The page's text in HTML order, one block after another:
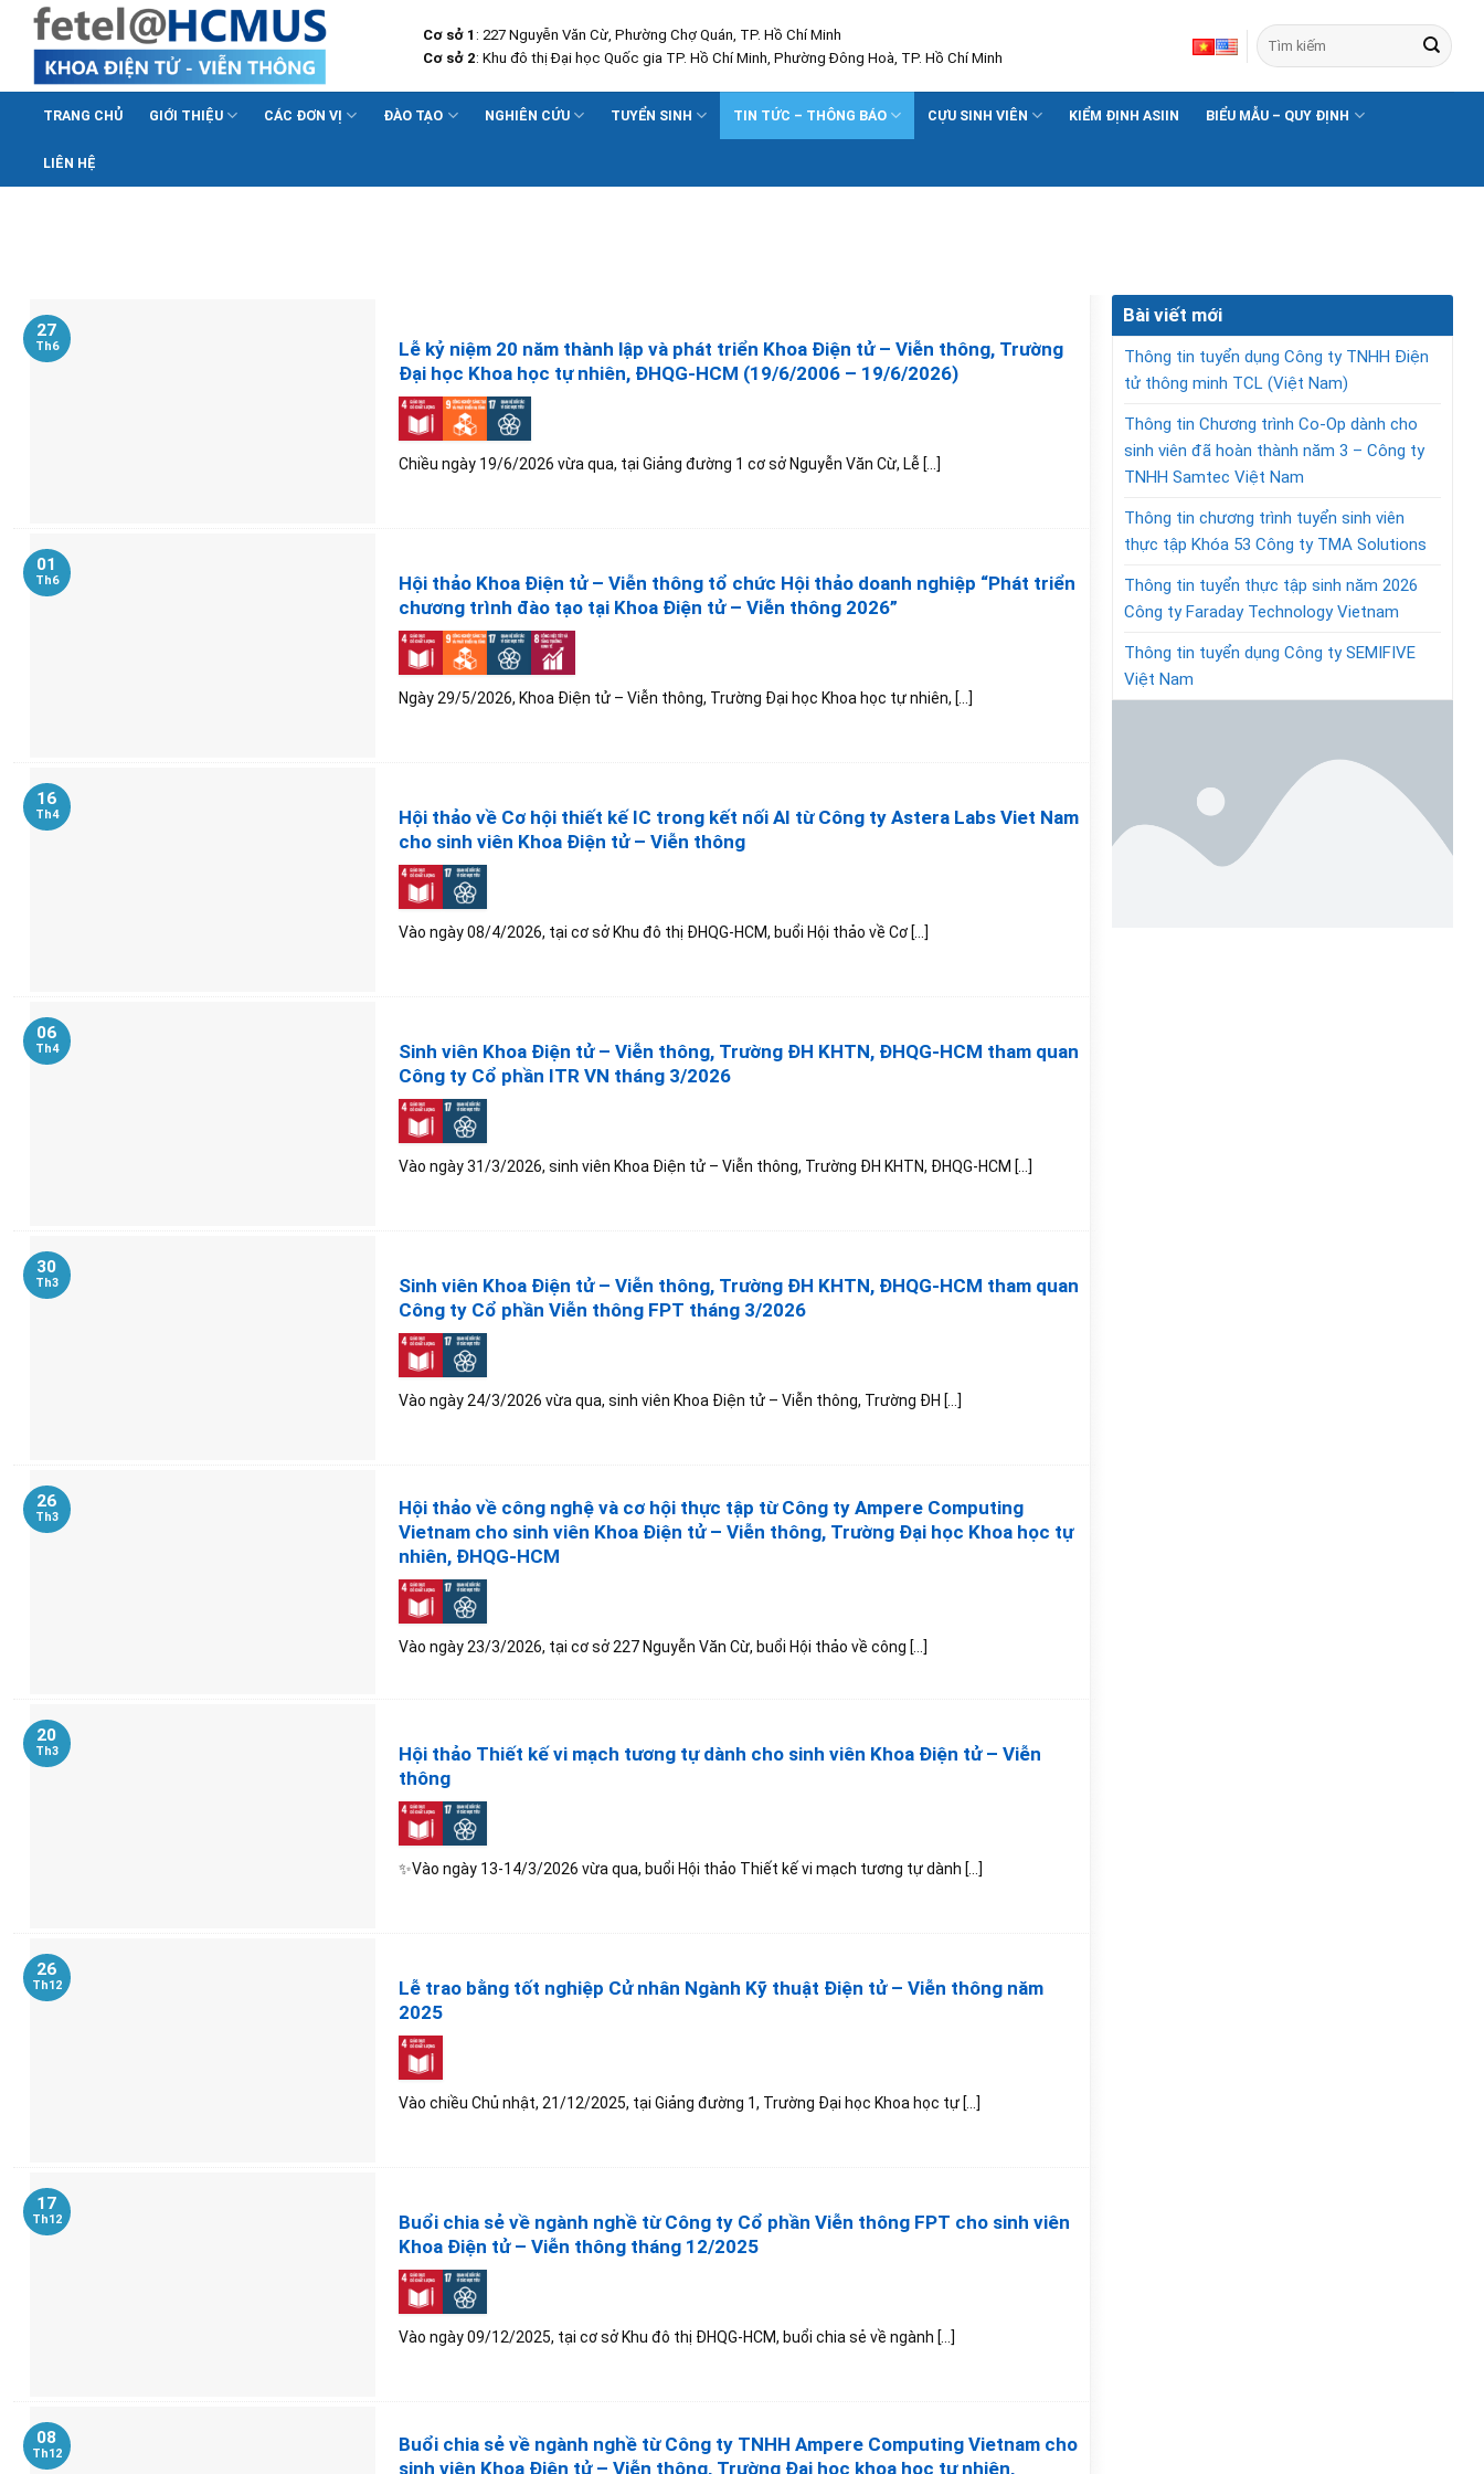
content
Cơ sở 1 : 227 Nguyễn Văn Cừ, Phường Chợ Quán, TP. Hồ Chí Minh
Cơ sở 2: Khu đô thị Đại học Quốc gia TP. Hồ Chí Minh, Phường Đông Hoà, TP. Hồ Chí Minh
TRANG CHỦ GIỚI THIỆU CÁC ĐƠN VỊ ĐÀO TẠO NGHIÊN CỨU TUYỂN SINH TIN TỨC – THÔNG BÁO CỰU SINH VIÊN KIỂM ĐỊNH ASIIN BIỂU MẪU – QUY ĐỊNH
LIÊN HỆ
Lễ kỷ niệm 20 năm thành lập và phát triển Khoa Điện tử – Viễn thông, Trường
Đại học Khoa học tự nhiên, ĐHQG-HCM (19/6/2006 – 19/6/2026)
Chiều ngày 19/6/2026 vừa qua, tại Giảng đường 1 cơ sở Nguyễn Văn Cừ, Lễ [...]
27
Th6
Hội thảo Khoa Điện tử – Viễn thông tổ chức Hội thảo doanh nghiệp “Phát triển
chương trình đào tạo tại Khoa Điện tử – Viễn thông 2026”
Ngày 29/5/2026, Khoa Điện tử – Viễn thông, Trường Đại học Khoa học tự nhiên, [...]
01
Th6
Hội thảo về Cơ hội thiết kế IC trong kết nối AI từ Công ty Astera Labs Viet Nam
cho sinh viên Khoa Điện tử – Viễn thông
Vào ngày 08/4/2026, tại cơ sở Khu đô thị ĐHQG-HCM, buổi Hội thảo về Cơ [...]
16
Th4
Sinh viên Khoa Điện tử – Viễn thông, Trường ĐH KHTN, ĐHQG-HCM tham quan
Công ty Cổ phần ITR VN tháng 3/2026
Vào ngày 31/3/2026, sinh viên Khoa Điện tử – Viễn thông, Trường ĐH KHTN, ĐHQG-HCM [...]
06
Th4
Sinh viên Khoa Điện tử – Viễn thông, Trường ĐH KHTN, ĐHQG-HCM tham quan
Công ty Cổ phần Viễn thông FPT tháng 3/2026
Vào ngày 24/3/2026 vừa qua, sinh viên Khoa Điện tử – Viễn thông, Trường ĐH [...]
30
Th3
Hội thảo về công nghệ và cơ hội thực tập từ Công ty Ampere Computing
Vietnam cho sinh viên Khoa Điện tử – Viễn thông, Trường Đại học Khoa học tự
nhiên, ĐHQG-HCM
Vào ngày 23/3/2026, tại cơ sở 227 Nguyễn Văn Cừ, buổi Hội thảo về công [...]
26
Th3
Hội thảo Thiết kế vi mạch tương tự dành cho sinh viên Khoa Điện tử – Viễn
thông
✨Vào ngày 13-14/3/2026 vừa qua, buổi Hội thảo Thiết kế vi mạch tương tự dành [...]
20
Th3
Lễ trao bằng tốt nghiệp Cử nhân Ngành Kỹ thuật Điện tử – Viễn thông năm
2025
Vào chiều Chủ nhật, 21/12/2025, tại Giảng đường 1, Trường Đại học Khoa học tự [...]
26
Th12
Buổi chia sẻ về ngành nghề từ Công ty Cổ phần Viễn thông FPT cho sinh viên
Khoa Điện tử – Viễn thông tháng 12/2025
Vào ngày 09/12/2025, tại cơ sở Khu đô thị ĐHQG-HCM, buổi chia sẻ về ngành [...]
17
Th12
Buổi chia sẻ về ngành nghề từ Công ty TNHH Ampere Computing Vietnam cho
sinh viên Khoa Điện tử – Viễn thông, Trường Đại học khoa học tự nhiên,
08
Th12
Bài viết mới
Thông tin tuyển dụng Công ty TNHH Điện
tử thông minh TCL (Việt Nam)
Thông tin Chương trình Co-Op dành cho
sinh viên đã hoàn thành năm 3 – Công ty
TNHH Samtec Việt Nam
Thông tin chương trình tuyển sinh viên
thực tập Khóa 53 Công ty TMA Solutions
Thông tin tuyển thực tập sinh năm 2026
Công ty Faraday Technology Vietnam
Thông tin tuyển dụng Công ty SEMIFIVE
Việt Nam